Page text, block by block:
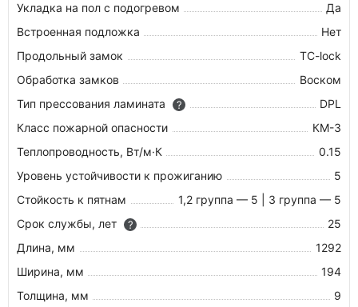
Укладка на пол c подогревом
Да
Встроенная подложка
Нет
Продольный замок
TC-lock
Обработка замков
Воском
Тип прессования ламината
?
DPL
Класс пожарной опасности
КМ-3
Теплопроводность, Вт/м·К
0.15
Уровень устойчивости к прожиганию
5
Стойкость к пятнам
1,2 группа — 5 | 3 группа — 5
Срок службы, лет
?
25
Длина, мм
1292
Ширина, мм
194
Толщина, мм
9